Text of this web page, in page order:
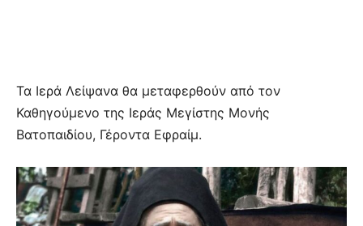
Τα Ιερά Λείψανα θα μεταφερθούν από τον
Καθηγούμενο της Ιεράς Μεγίστης Μονής
Βατοπαιδίου, Γέροντα Εφραίμ.